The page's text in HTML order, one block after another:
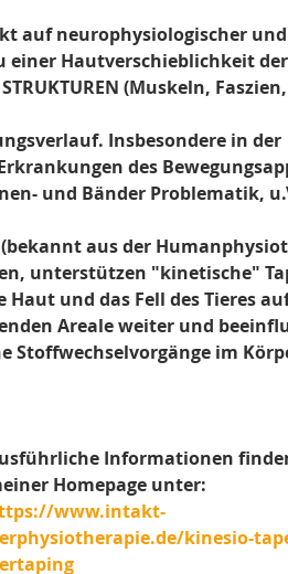
auf neurophysiologischer
einer Hautverschieblichkeit der
STRUKTUREN (Muskeln, Faszien,
Insbesondere in der
des
und Bänder Problematik,
aus der
unterstützen "kinetische"
und das Fell des Tieres
Areale weiter und
Stoffwechselvorgänge im
Informationen
Homepage unter:
www.intakt-
kinesio-